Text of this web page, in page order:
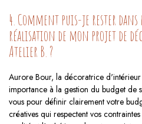
4. Comment puis-je rester
réalisation de mon projet de
Atelier B. ?
Aurore Bour, la décoratrice
importance à la gestion du budget de
vous pour définir clairement votre
créatives qui respectent vos